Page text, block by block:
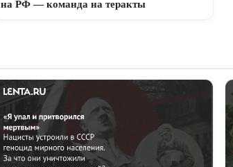
на РФ — команда на теракты